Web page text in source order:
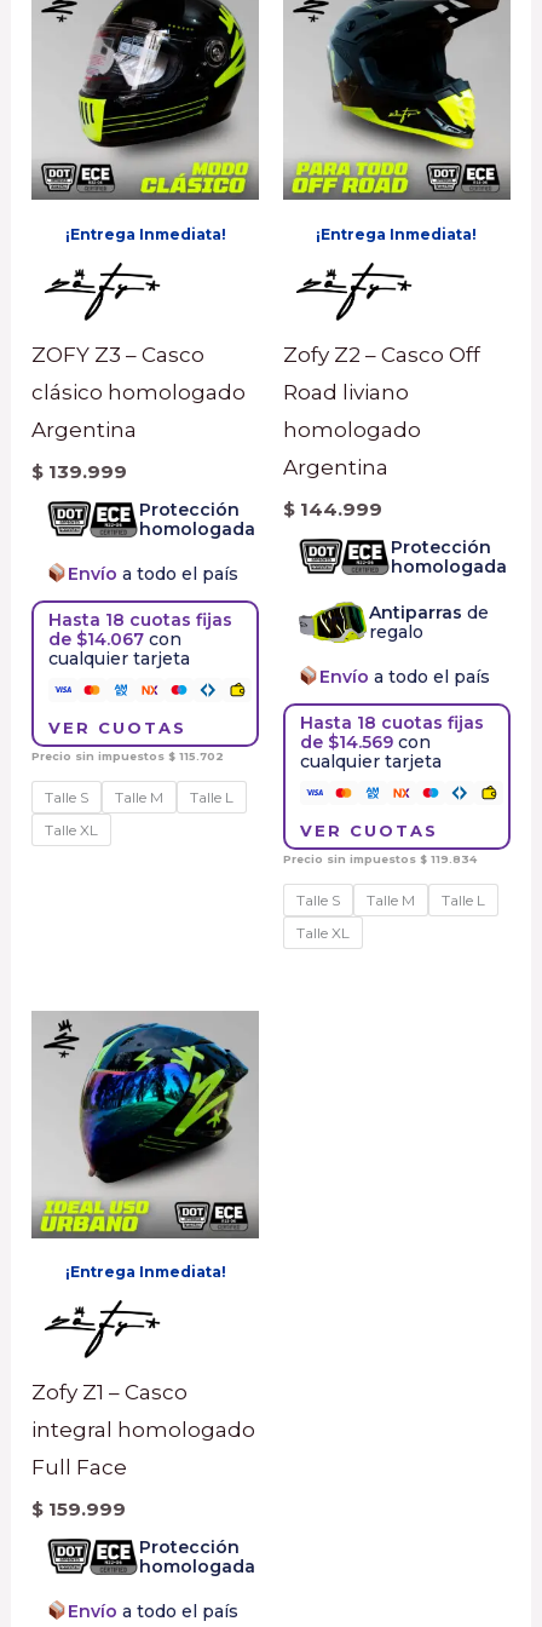
¡Entrega Inmediata!
ZOFY Z3 – Casco
clásico homologado
Argentina
$ 139.999
Protección
homologada
Envíoa todo el país
Hasta 18 cuotas fijas
de $14.067con
cualquier tarjeta
VER CUOTAS
Precio sin impuestos$ 115.702
Talle S Talle M
Talle L
Talle XL
¡Entrega Inmediata!
Zofy Z2 – Casco Off
Road liviano
homologado
Argentina
$ 144.999
Protección
homologada
Antiparras de
regalo
Envíoa todo el país
Hasta 18 cuotas fijas
de $14.569 con
cualquier tarjeta
VER CUOTAS
Precio sin impuestos $ 119.834
Talle S Talle M
Talle L
Talle XL
¡Entrega Inmediata!
Zofy Z1 – Casco
integral homologado
Full Face
$ 159.999
Protección
homologada
Envíoa todo el país